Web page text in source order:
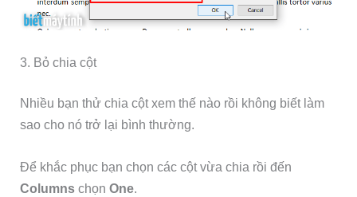
3. Bỏ chia cột
Nhiều bạn thử chia cột xem thế nào rồi không biết làm
sao cho nó trở lại bình thường.
Để khắc phục bạn chọn các cột vừa chia rồi đến
Columns chọnOne.